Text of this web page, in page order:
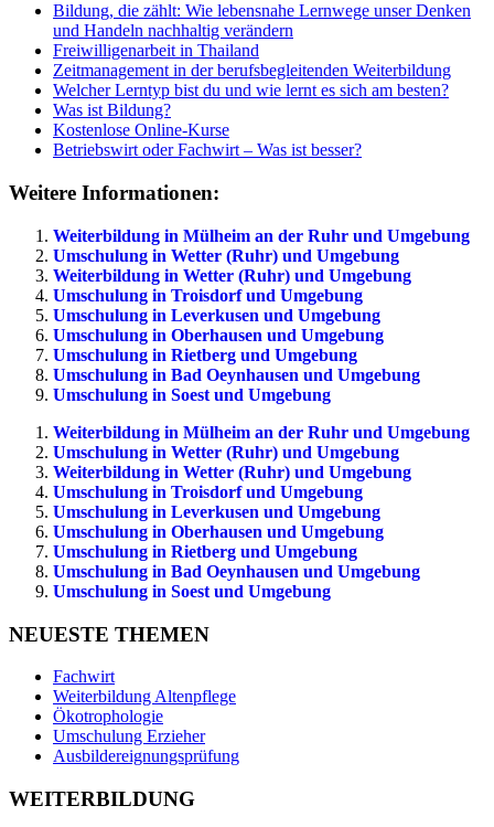
Bildung, die zählt: Wie lebensnahe Lernwege unser Denken
und Handeln nachhaltig verändern
Freiwilligenarbeit in Thailand
Zeitmanagement in der berufsbegleitenden Weiterbildung
Welcher Lerntyp bist du und wie lernt es sich am besten?
Was ist Bildung?
Kostenlose Online-Kurse
Betriebswirt oder Fachwirt – Was ist besser?
Weitere Informationen:
Weiterbildung in Mülheim an der Ruhr und Umgebung
Umschulung in Wetter (Ruhr) und Umgebung
Weiterbildung in Wetter (Ruhr) und Umgebung
Umschulung in Troisdorf und Umgebung
Umschulung in Leverkusen und Umgebung
Umschulung in Oberhausen und Umgebung
Umschulung in Rietberg und Umgebung
Umschulung in Bad Oeynhausen und Umgebung
Umschulung in Soest und Umgebung
Weiterbildung in Mülheim an der Ruhr und Umgebung
Umschulung in Wetter (Ruhr) und Umgebung
Weiterbildung in Wetter (Ruhr) und Umgebung
Umschulung in Troisdorf und Umgebung
Umschulung in Leverkusen und Umgebung
Umschulung in Oberhausen und Umgebung
Umschulung in Rietberg und Umgebung
Umschulung in Bad Oeynhausen und Umgebung
Umschulung in Soest und Umgebung
NEUESTE THEMEN
Fachwirt
Weiterbildung Altenpflege
Ökotrophologie
Umschulung Erzieher
Ausbildereignungsprüfung
WEITERBILDUNG